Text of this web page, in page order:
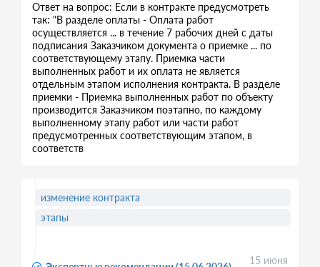
Ответ на вопрос: Если в контракте предусмотреть
так: "В разделе оплаты - Оплата работ
осуществляется ... в течение 7 рабочих дней с даты
подписания Заказчиком документа о приемке ... по
соответствующему этапу. Приемка части
выполненных работ и их оплата не является
отдельным этапом исполнения контракта. В разделе
приемки - Приемка выполненных работ по объекту
производится Заказчиком поэтапно, по каждому
выполненному этапу работ или части работ
предусмотренных соответствующим этапом, в
соответств
15 июня
изменение контракта
этапы